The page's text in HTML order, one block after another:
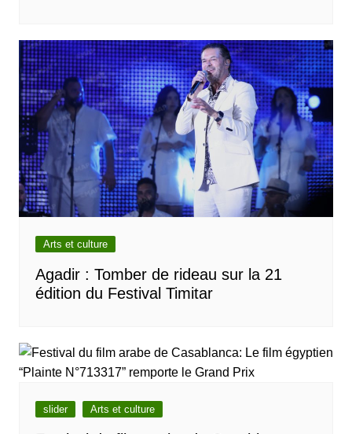
Arts et culture
Agadir : Tomber de rideau sur la 21
édition du Festival Timitar
slider Arts et culture